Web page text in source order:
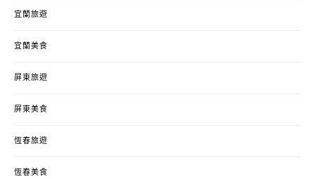
宜蘭旅遊
宜蘭美食
屏東旅遊
屏東美食
恆春旅遊
恆春美食